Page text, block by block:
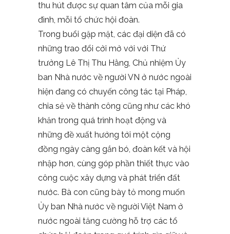
thu hút được sự quan tâm của mỗi gia
đình, mỗi tổ chức hội đoàn.
Trong buổi gặp mặt, các đại diện đã có
những trao đổi cởi mở với với Thứ
trưởng Lê Thị Thu Hằng, Chủ nhiệm Ủy
ban Nhà nước về người VN ở nước ngoài
hiện đang có chuyến công tác tại Pháp,
chia sẻ về thành công cũng như các khó
khăn trong quá trình hoạt động và
những đề xuất hướng tới một cộng
đồng ngày càng gắn bó, đoàn kết và hội
nhập hơn, cùng góp phần thiết thực vào
công cuộc xây dựng và phát triển đất
nước. Bà con cũng bày tỏ mong muốn
Ủy ban Nhà nước về người Việt Nam ở
nước ngoài tăng cường hỗ trợ các tổ